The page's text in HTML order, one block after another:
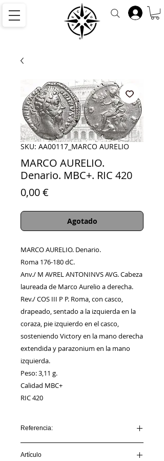
SKU: AA00117_MARCO AURELIO
MARCO AURELIO.
Denario. MBC+. RIC 420
0,00 €
Agotado
MARCO AURELIO. Denario.
Roma 176-180 dC.
Anv./ M AVREL ANTONINVS AVG. Cabeza
laureada de Marco Aurelio a derecha.
Rev./ COS III P P. Roma, con casco,
drapeado, sentado a la izquierda en la
coraza, pie izquierdo en el casco,
sosteniendo Victory en la mano derecha
extendida y parazonium en la mano
izquierda.
Peso: 3,11 g.
Calidad MBC+
RIC 420
Referencia:
Artículo